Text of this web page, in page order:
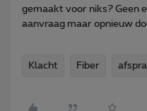
gemaakt voor niks? Geen
aanvraag maar opnieuw
Klacht Fiber